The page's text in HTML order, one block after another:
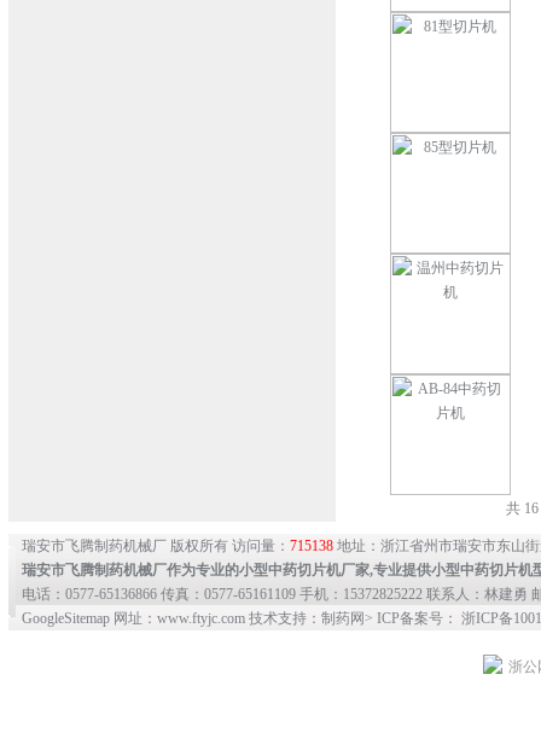
共
瑞安市飞腾制药机械厂 版权所有 访问量： 715138 地址：浙江省州市瑞安市东山
瑞安市飞腾制药机械厂作为专业的小型中药切片机厂家,专业提供小型中药切片机
电话：0577-65136866 传真：0577-65161109 手机：15372825222 联系人：林建勇
GoogleSitemap 网址：www.ftyjc.com 技术支持：制药网> ICP备案号： 浙ICP备
浙公